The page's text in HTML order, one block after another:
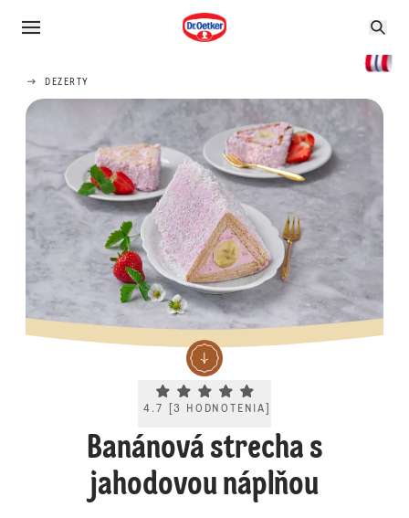
DEZERTY
Current rating 4.7. Click to rate.
4.7 [3 HODNOTENIA
Banánová strecha s
jahodovou náplňou